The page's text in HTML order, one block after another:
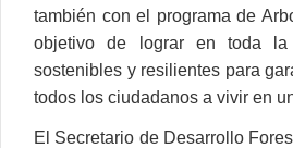
también con el programa de
objetivo de lograr en toda la
sostenibles y resilientes para
todos los ciudadanos a vivir en
El Secretario de Desarrollo